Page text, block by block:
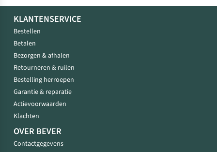
KLANTENSERVICE
Bestellen
Betalen
Bezorgen & afhalen
Retourneren & ruilen
Bestelling herroepen
Garantie & reparatie
Actievoorwaarden
Klachten
OVER BEVER
Contactgegevens